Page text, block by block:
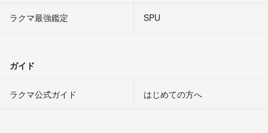
ラクマ最強鑑定
SPU
ガイド
ラクマ公式ガイド はじめての方へ